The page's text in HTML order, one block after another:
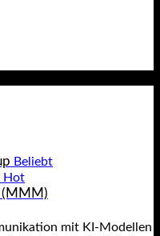
(MMM)
mit KI-Modellen